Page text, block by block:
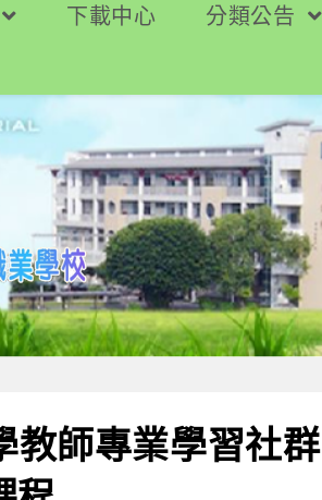
下載中心 分類公告
教師專業學習社群